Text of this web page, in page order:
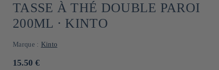
TASSE À THÉ DOUBLE PAROI
200ML ⋅ KINTO
Marque : Kinto
Prix
15.50 €